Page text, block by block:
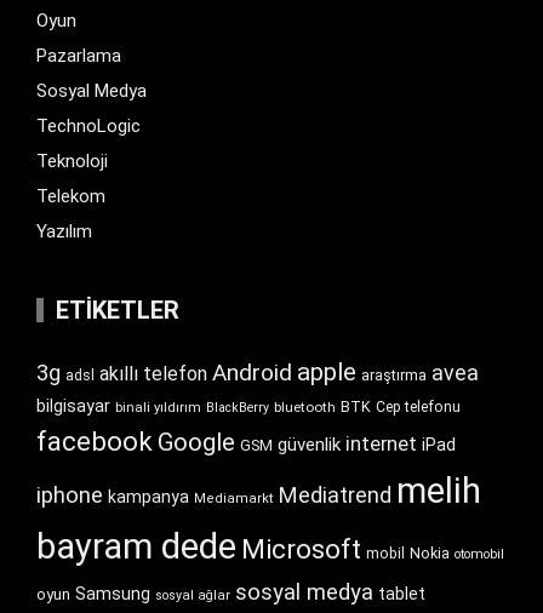
Oyun
Pazarlama
Sosyal Medya
TechnoLogic
Teknoloji
Telekom
Yazılım
ETIKETLER
3g adsl akıllı telefon Android apple araştırma avea
bilgisayar binali yıldırım BlackBerry bluetooth BTK Cep telefonu
facebook Google GSM güvenlik internet iPad
iphone kampanya Mediamarkt Mediatrend melih
bayram dede Microsoft mobil Nokia otomobil
oyun Samsung sosyal ağlar sosyal medya tablet